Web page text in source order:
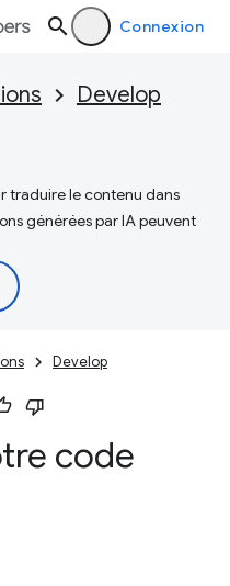
Connexion
Develop
traduire le contenu dans
générées par IA peuvent
Develop
code